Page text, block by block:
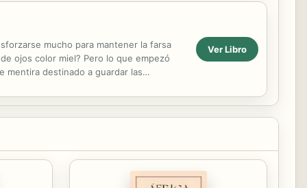
mucho para mantener la farsa
ojos color miel? Pero lo que empezó
mentira destinado a guardar las
Ver Libro